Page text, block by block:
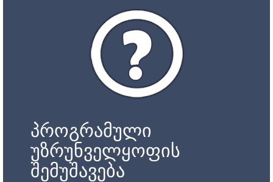
პროგრამული
უზრუნველყოფის
შემუშავება